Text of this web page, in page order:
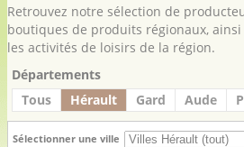
Retrouvez notre sélection de
boutiques de produits régionaux,
les activités de loisirs de la région.
Départements
Tous
Hérault Gard Aude
Sélectionner une ville